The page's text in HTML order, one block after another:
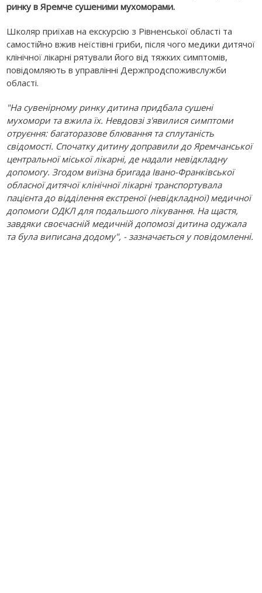
ринку в Яремче сушеними мухоморами.
Школяр приїхав на екскурсію з Рівненської області та
самостійно вжив неїстівні гриби, після чого медики дитячої
клінічної лікарні рятували його від тяжких симптомів,
повідомляють в управлінні Держпродспоживслужби
області.
"На сувенірному ринку дитина придбала сушені
мухомори та вжила їх. Невдовзі з'явилися симптоми
отруєння: багаторазове блювання та сплутаність
свідомості. Спочатку дитину доправили до Яремчанської
центральної міської лікарні, де надали невідкладну
допомогу. Згодом виїзна бригада Івано-Франківської
обласної дитячої клінічної лікарні транспортувала
пацієнта до відділення екстреної (невідкладної) медичної
допомоги ОДКЛ для подальшого лікування. На щастя,
завдяки своєчасній медичній допомозі дитина одужала
та була виписана додому", - зазначається у повідомленні.